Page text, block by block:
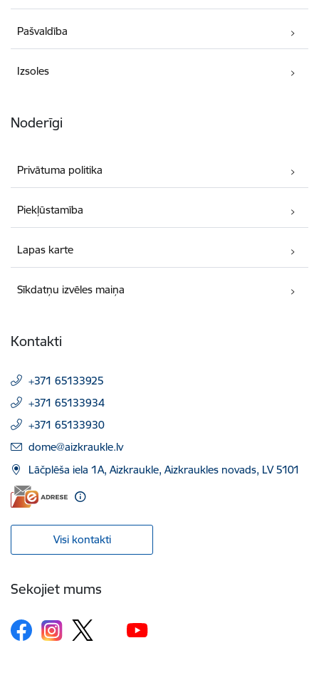
Pašvaldība
Izsoles
Noderīgi
Privātuma politika
Piekļūstamība
Lapas karte
Sīkdatņu izvēles maiņa
Kontakti
+371 65133925
+371 65133934
+371 65133930
E-pasts:
dome@aizkraukle.lv
Lāčplēša iela 1A, Aizkraukle, Aizkraukles novads, LV 5101
Visi kontakti
Sekojiet mums